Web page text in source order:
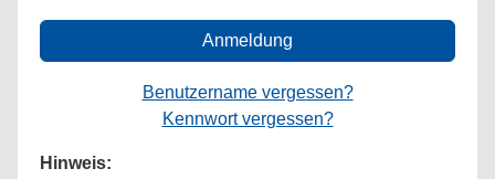
Anmeldung
Benutzername vergessen?
Kennwort vergessen?
Hinweis: